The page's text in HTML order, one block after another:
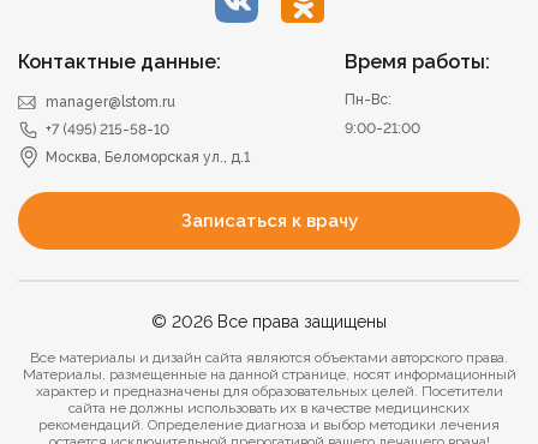
Время работы:
Пн-Вс:
9:00-21:00
Контактные данные:
manager@lstom.ru
+7 (495) 215-58-10
Москва, Беломорская ул., д.1
Записаться к врачу
© 2026 Все права защищены
Все материалы и дизайн сайта являются объектами авторского права.
Материалы, размещенные на данной странице, носят информационный
характер и предназначены для образовательных целей. Посетители
сайта не должны использовать их в качестве медицинских
рекомендаций. Определение диагноза и выбор методики лечения